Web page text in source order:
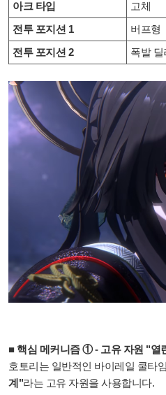
아크 타입
고체
전투 포지션 1
버프형
전투 포지션 2
폭발 딜
■ 핵심 메커니즘 ① - 고유 자원 "열
호토리는 일반적인 바이레일 쿨타
계"라는 고유 자원을 사용합니다.